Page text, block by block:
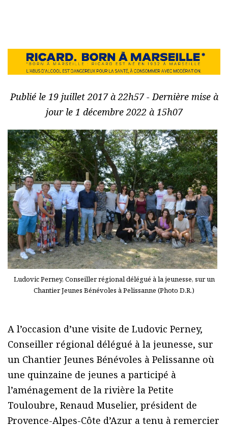
Publié le 19 juillet 2017 à 22h57 - Dernière mise à
jour le 1 décembre 2022 à 15h07
Ludovic Perney, Conseiller régional délégué à la jeunesse, sur un
Chantier Jeunes Bénévoles à Pelissanne (Photo D.R.)
A l’occasion d’une visite de Ludovic Perney,
Conseiller régional délégué à la jeunesse, sur
un Chantier Jeunes Bénévoles à Pelissanne où
une quinzaine de jeunes a participé à
l’aménagement de la rivière la Petite
Touloubre, Renaud Muselier, président de
Provence-Alpes-Côte d’Azur a tenu à remercier